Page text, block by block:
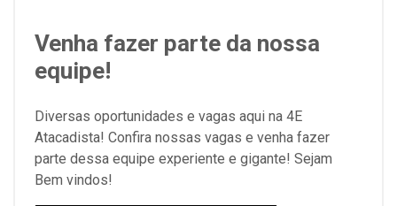
Venha fazer parte da nossa
equipe!
Diversas oportunidades e vagas aqui na 4E
Atacadista! Confira nossas vagas e venha fazer
parte dessa equipe experiente e gigante! Sejam
Bem vindos!